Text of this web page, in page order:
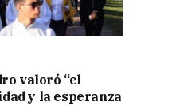
valoró “el
y la esperanza